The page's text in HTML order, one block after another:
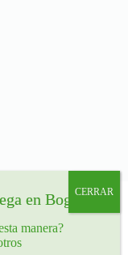
la mejor
deCreative
manera?